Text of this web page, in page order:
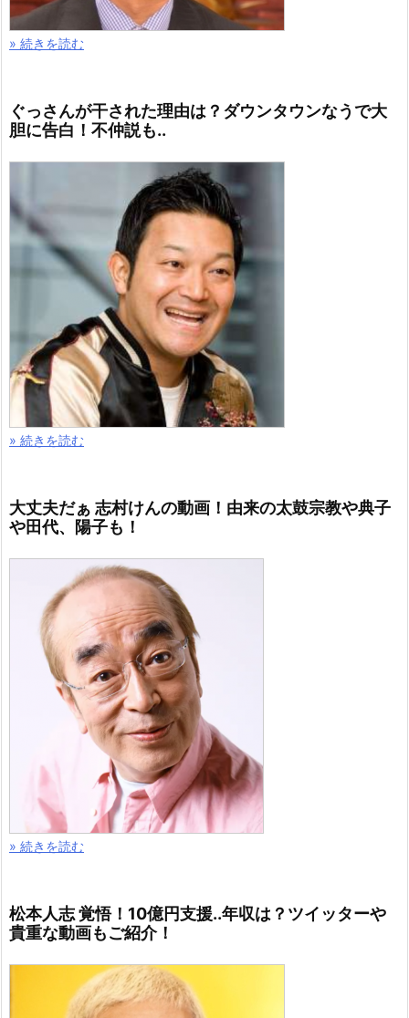
» 続きを読む
ぐっさんが干された理由は？ダウンタウンなうで大
胆に告白！不仲説も..
» 続きを読む
大丈夫だぁ 志村けんの動画！由来の太鼓宗教や典子
や田代、陽子も！
» 続きを読む
松本人志 覚悟！10億円支援..年収は？ツイッターや
貴重な動画もご紹介！